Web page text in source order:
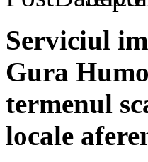
Serviciul
Gura
termenul
locale